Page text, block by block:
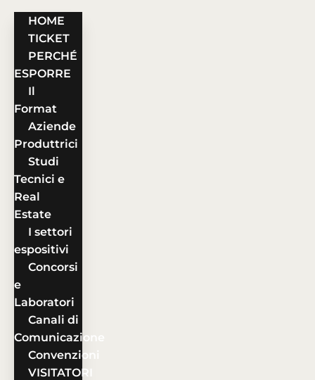
HOME
TICKET
PERCHÉ
ESPORRE
Il
Format
Aziende
Produttrici
Studi
Tecnici e
Real
Estate
I settori
espositivi
Concorsi
e
Laboratori
Canali di
Comunicazione
Convenzioni
VISITATORI